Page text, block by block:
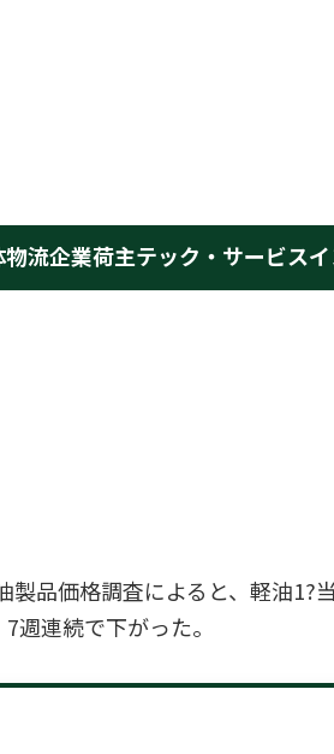
物流企業荷主テック・サービス
品価格調査によると、軽油1?
週連続で下がった。